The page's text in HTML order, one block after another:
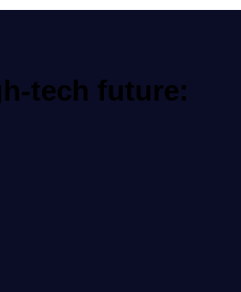
tech future: